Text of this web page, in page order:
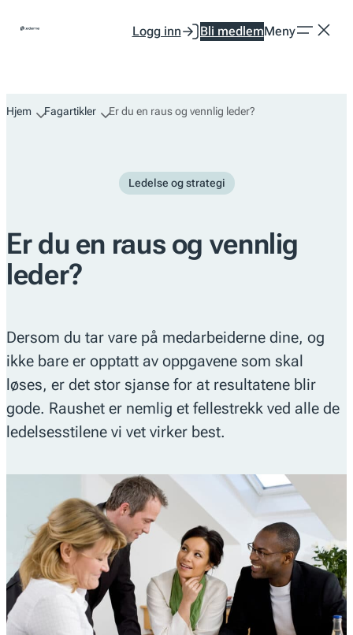
Logg inn Bli medlemMeny
Hjem Fagartikler Er du en raus og vennlig leder?
Ledelse og strategi
Er du en raus og vennlig
leder?
Dersom du tar vare på medarbeiderne dine, og
ikke bare er opptatt av oppgavene som skal
løses, er det stor sjanse for at resultatene blir
gode. Raushet er nemlig et fellestrekk ved alle de
ledelsesstilene vi vet virker best.